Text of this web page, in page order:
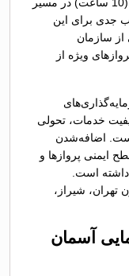
جدی برای این
سازمان
ویژه از
خدمات، تحولی
اضافه‌شدن
ایمنی پروازها و
است.
تهران، شیراز،
آسمان